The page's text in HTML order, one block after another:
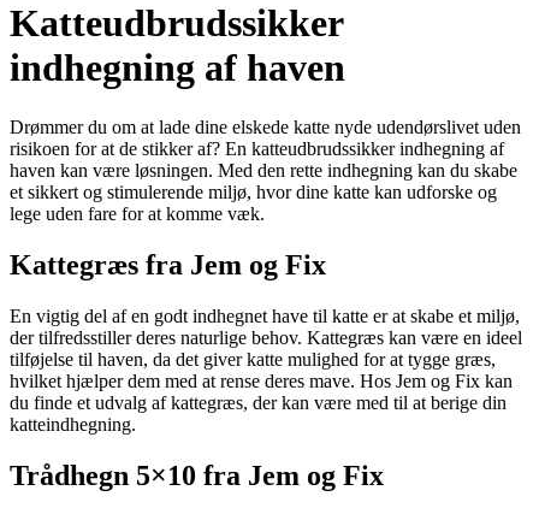
Katteudbrudssikker
indhegning af haven
Drømmer du om at lade dine elskede katte nyde udendørslivet uden
risikoen for at de stikker af? En katteudbrudssikker indhegning af
haven kan være løsningen. Med den rette indhegning kan du skabe
et sikkert og stimulerende miljø, hvor dine katte kan udforske og
lege uden fare for at komme væk.
Kattegræs fra Jem og Fix
En vigtig del af en godt indhegnet have til katte er at skabe et miljø,
der tilfredsstiller deres naturlige behov. Kattegræs kan være en ideel
tilføjelse til haven, da det giver katte mulighed for at tygge græs,
hvilket hjælper dem med at rense deres mave. Hos Jem og Fix kan
du finde et udvalg af kattegræs, der kan være med til at berige din
katteindhegning.
Trådhegn 5×10 fra Jem og Fix